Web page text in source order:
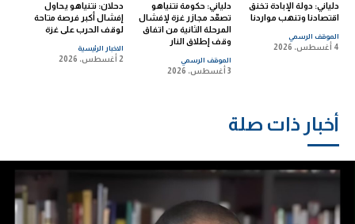
دلياني: دولة الإبادة تخنق
اقتصادنا وتنهب مواردنا
الموقف الرسمي
4 أغسطس، 2026
دلياني: حكومة نتنياهو
تصعّد مجازر غزة لإفشال
المرحلة الثانية من اتفاق
وقف إطلاق النار
الموقف الرسمي
3 أغسطس، 2026
دحلان: نتنياهو يحاول
إفشال أكبر فرصة متاحة
لوقف الحرب على غزة
الاخبار الرئيسية
2 أغسطس، 2026
أخبار ذات صلة